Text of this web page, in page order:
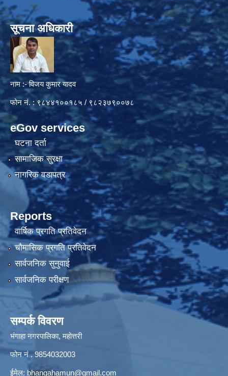
सूचना अधिकारी
नाम :- विजय कुमार यादव
फोन नं. : ९८४४१००१८५ / ९८२३७९००७८
eGov services
घटना दर्ता
सामाजिक सुरक्षा
नागरिक वडापत्र
Reports
वार्षिक प्रगति प्रतिवेदन
चौमासिक प्रगति प्रतिवेदन
सार्वजनिक सुनुवाई
सार्वजनिक परीक्षण
सम्पर्क विवरण
भंगाहा नगरपालिका, महोत्तरी
फोन नं . 9854032003
ईमेल: bhangahamun@gmail.com